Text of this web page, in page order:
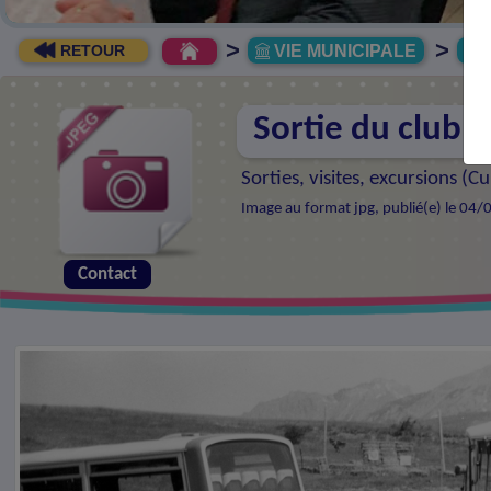
RETOUR > VIE MUNICIPALE >
Sortie du club
Sorties, visites, excursions (
Image au format jpg, publié(e) le
Contact